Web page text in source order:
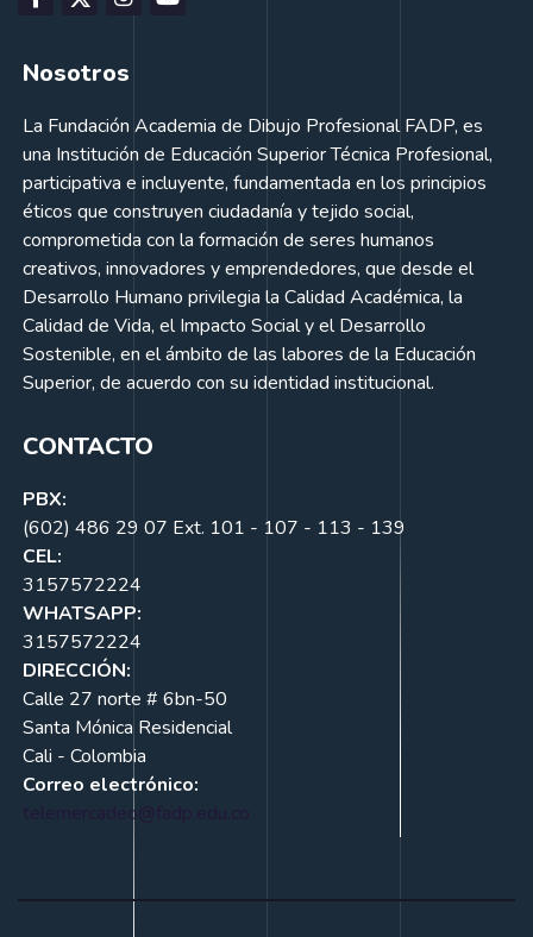
Nosotros
La Fundación Academia de Dibujo Profesional FADP, es
una Institución de Educación Superior Técnica Profesional,
participativa e incluyente, fundamentada en los principios
éticos que construyen ciudadanía y tejido social,
comprometida con la formación de seres humanos
creativos, innovadores y emprendedores, que desde el
Desarrollo Humano privilegia la Calidad Académica, la
Calidad de Vida, el Impacto Social y el Desarrollo
Sostenible, en el ámbito de las labores de la Educación
Superior, de acuerdo con su identidad institucional.
CONTACTO
PBX:
(602) 486 29 07 Ext. 101 - 107 - 113 - 139
CEL:
3157572224
WHATSAPP:
3157572224
DIRECCIÓN:
Calle 27 norte # 6bn-50
Santa Mónica Residencial
Cali - Colombia
Correo electrónico:
telemercadeo@fadp.edu.co